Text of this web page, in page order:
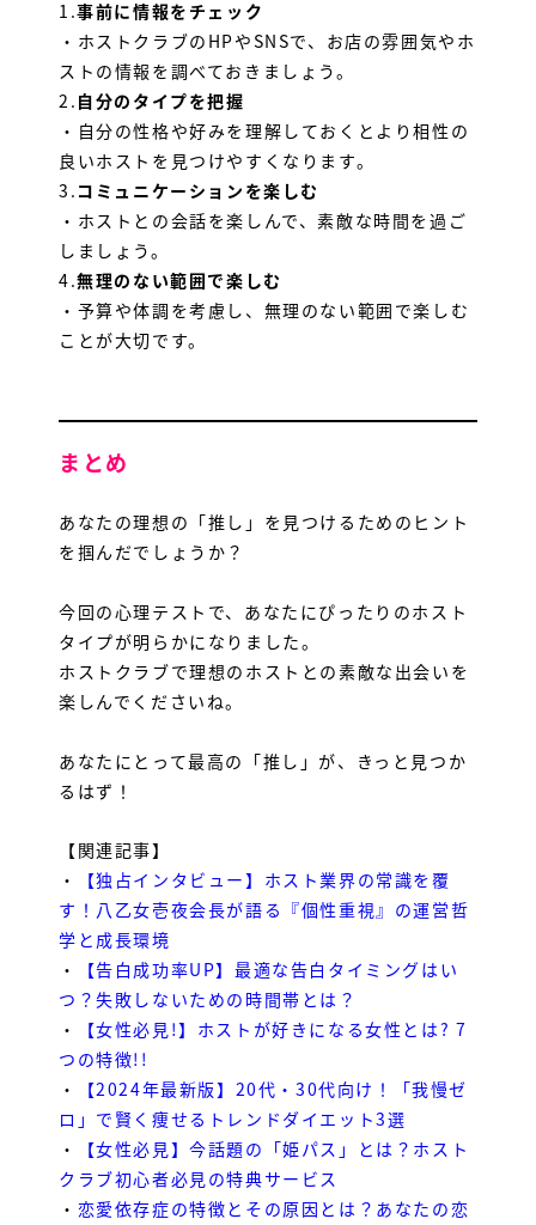
1.事前に情報をチェック
・ホストクラブのHPやSNSで、お店の雰囲気やホ
ストの情報を調べておきましょう。
2. 自分のタイプを把握
・自分の性格や好みを理解しておくとより相性の
良いホストを見つけやすくなります。
3. コミュニケーションを楽しむ
・ホストとの会話を楽しんで、素敵な時間を過ご
しましょう。
4.無理のない範囲で楽しむ
・予算や体調を考慮し、無理のない範囲で楽しむ
ことが大切です。
まとめ
あなたの理想の「推し」を見つけるためのヒント
を掴んだでしょうか？
今回の心理テストで、あなたにぴったりのホスト
タイプが明らかになりました。
ホストクラブで理想のホストとの素敵な出会いを
楽しんでくださいね。
あなたにとって最高の「推し」が、きっと見つか
るはず！
【関連記事】
・
【独占インタビュー】ホスト業界の常識を覆
す！八乙女壱夜会長が語る『個性重視』の運営哲
学と成長環境
・
【告白成功率UP】最適な告白タイミングはい
つ？失敗しないための時間帯とは？
・
【女性必見!】ホストが好きになる女性とは? 7
つの特徴!!
・
【2024年最新版】20代・30代向け！「我慢ゼ
ロ」で賢く痩せるトレンドダイエット3選
・
【女性必見】今話題の「姫パス」とは？ホスト
クラブ初心者必見の特典サービス
・ 恋愛依存症の特徴とその原因とは？あなたの恋